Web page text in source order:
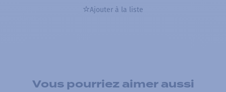
Ajouter à la liste
Vous pourriez aimer aussi